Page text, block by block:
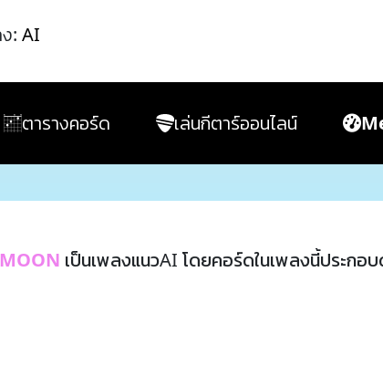
: AI
ตารางคอร์ด เล่นกีตาร์ออนไลน์
เป็นเพลงแนวAI โดยคอร์ดในเพลงนี้ประกอ